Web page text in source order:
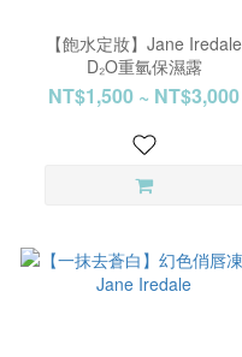
【飽水定妝】Jane Iredale
D₂O重氫保濕露
NT$1,500 ~ NT$3,000